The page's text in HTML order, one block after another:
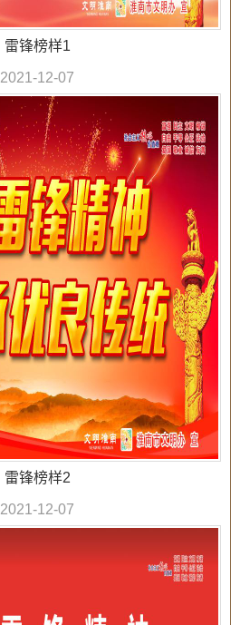
雷锋榜样1
2021-12-07
雷锋榜样2
2021-12-07